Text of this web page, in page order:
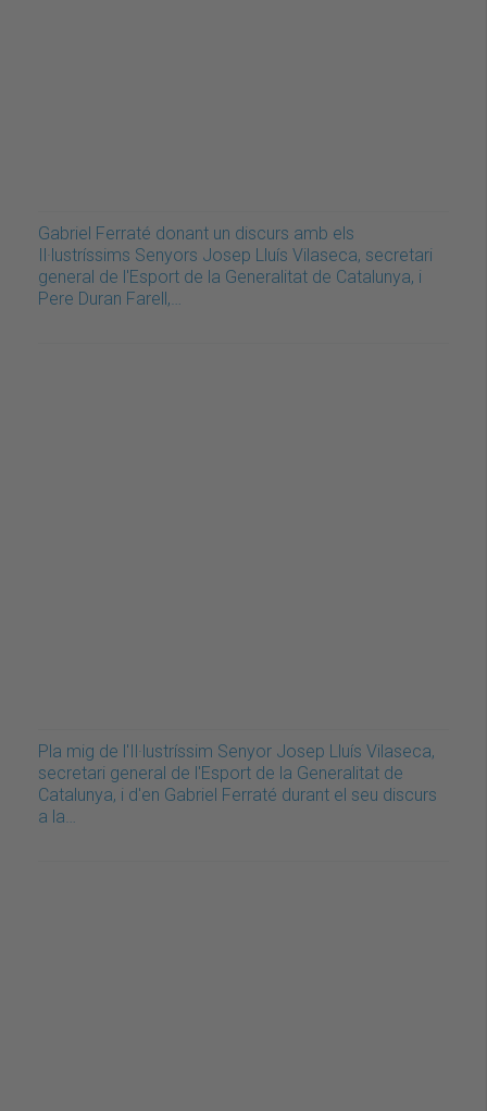
Gabriel Ferraté donant un discurs amb els
Il·lustríssims Senyors Josep Lluís Vilaseca, secretari
general de l'Esport de la Generalitat de Catalunya, i
Pere Duran Farell,…
Pla mig de l'Il·lustríssim Senyor Josep Lluís Vilaseca,
secretari general de l'Esport de la Generalitat de
Catalunya, i d'en Gabriel Ferraté durant el seu discurs
a la…